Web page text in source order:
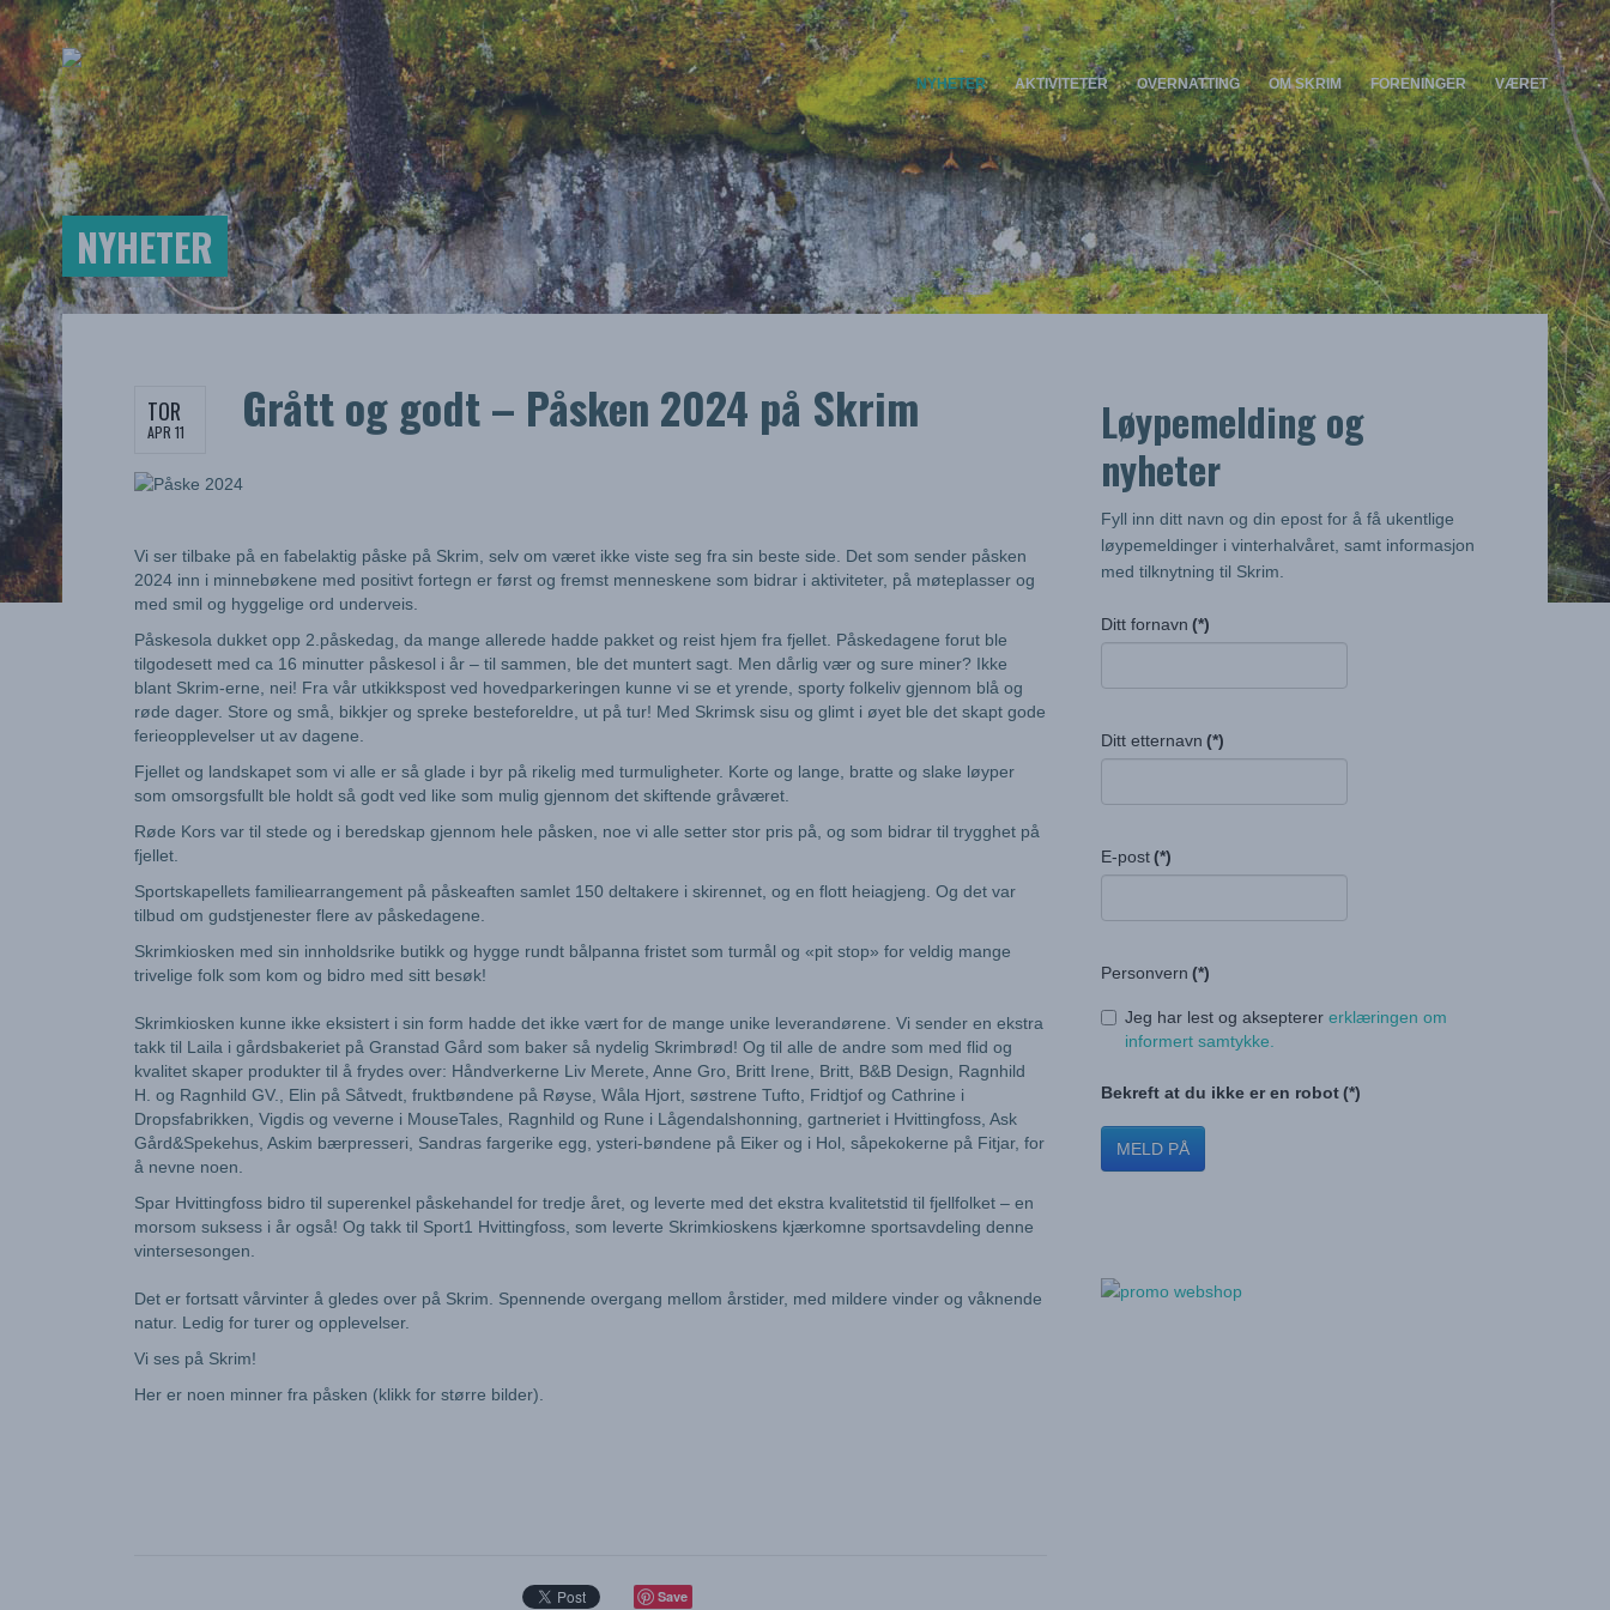
NYHETER AKTIVITETER OVERNATTING OM SKRIM FORENINGER VÆRET
NYHETER
TOR
APR 11 Grått og godt – Påsken 2024 på Skrim
Vi ser tilbake på en fabelaktig påske på Skrim, selv om været ikke viste seg fra sin beste side. Det som sender påsken
2024 inn i minnebøkene med positivt fortegn er først og fremst menneskene som bidrar i aktiviteter, på møteplasser og
med smil og hyggelige ord underveis.
Påskesola dukket opp 2.påskedag, da mange allerede hadde pakket og reist hjem fra fjellet. Påskedagene forut ble
tilgodesett med ca 16 minutter påskesol i år – til sammen, ble det muntert sagt. Men dårlig vær og sure miner? Ikke
blant Skrim-erne, nei! Fra vår utkikkspost ved hovedparkeringen kunne vi se et yrende, sporty folkeliv gjennom blå og
røde dager. Store og små, bikkjer og spreke besteforeldre, ut på tur! Med Skrimsk sisu og glimt i øyet ble det skapt gode
ferieopplevelser ut av dagene.
Fjellet og landskapet som vi alle er så glade i byr på rikelig med turmuligheter. Korte og lange, bratte og slake løyper
som omsorgsfullt ble holdt så godt ved like som mulig gjennom det skiftende gråværet.
Røde Kors var til stede og i beredskap gjennom hele påsken, noe vi alle setter stor pris på, og som bidrar til trygghet på
fjellet.
Sportskapellets familiearrangement på påskeaften samlet 150 deltakere i skirennet, og en flott heiagjeng. Og det var
tilbud om gudstjenester flere av påskedagene.
Skrimkiosken med sin innholdsrike butikk og hygge rundt bålpanna fristet som turmål og «pit stop» for veldig mange
trivelige folk som kom og bidro med sitt besøk!
Skrimkiosken kunne ikke eksistert i sin form hadde det ikke vært for de mange unike leverandørene. Vi sender en ekstra
takk til Laila i gårdsbakeriet på Granstad Gård som baker så nydelig Skrimbrød! Og til alle de andre som med flid og
kvalitet skaper produkter til å frydes over: Håndverkerne Liv Merete, Anne Gro, Britt Irene, Britt, B&B Design, Ragnhild
H. og Ragnhild GV., Elin på Såtvedt, fruktbøndene på Røyse, Wåla Hjort, søstrene Tufto, Fridtjof og Cathrine i
Dropsfabrikken, Vigdis og veverne i MouseTales, Ragnhild og Rune i Lågendalshonning, gartneriet i Hvittingfoss, Ask
Gård&Spekehus, Askim bærpresseri, Sandras fargerike egg, ysteri-bøndene på Eiker og i Hol, såpekokerne på Fitjar, for
å nevne noen.
Spar Hvittingfoss bidro til superenkel påskehandel for tredje året, og leverte med det ekstra kvalitetstid til fjellfolket – en
morsom suksess i år også! Og takk til Sport1 Hvittingfoss, som leverte Skrimkioskens kjærkomne sportsavdeling denne
vintersesongen.
Det er fortsatt vårvinter å gledes over på Skrim. Spennende overgang mellom årstider, med mildere vinder og våknende
natur. Ledig for turer og opplevelser.
Vi ses på Skrim!
Her er noen minner fra påsken (klikk for større bilder).
Save
Løypemelding og
nyheter
Fyll inn ditt navn og din epost for å få ukentlige
løypemeldinger i vinterhalvåret, samt informasjon
med tilknytning til Skrim.
Ditt fornavn (*)
Ditt etternavn (*)
E-post (*)
Personvern (*)
Jeg har lest og aksepterer erklæringen om
informert samtykke.
Bekreft at du ikke er en robot (*)
MELD PÅ